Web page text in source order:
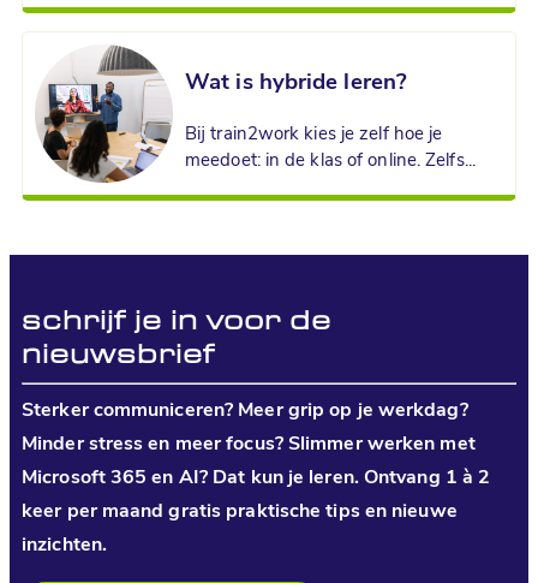
Wat is hybride leren?
Bij train2work kies je zelf hoe je
meedoet: in de klas of online. Zelfs...
schrijf je in voor de
nieuwsbrief
Sterker communiceren? Meer grip op je werkdag?
Minder stress en meer focus? Slimmer werken met
Microsoft 365 en AI? Dat kun je leren. Ontvang 1 à 2
keer per maand gratis praktische tips en nieuwe
inzichten.